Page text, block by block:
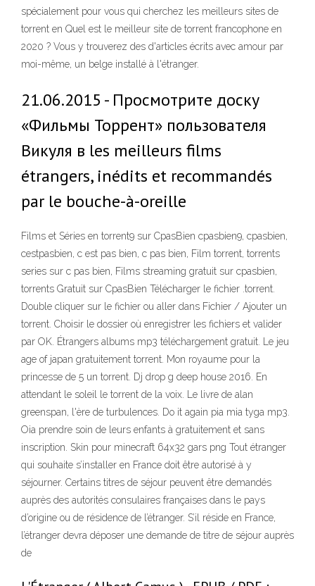
spécialement pour vous qui cherchez les meilleurs sites de
torrent en Quel est le meilleur site de torrent francophone en
2020 ? Vous y trouverez des d'articles écrits avec amour par
moi-même, un belge installé à l'étranger.
21.06.2015 - Просмотрите доску
«Фильмы Торрент» пользователя
Викуля в les meilleurs films
étrangers, inédits et recommandés
par le bouche-à-oreille
Films et Séries en torrent9 sur CpasBien cpasbien9, cpasbien,
cestpasbien, c est pas bien, c pas bien, Film torrent, torrents
series sur c pas bien, Films streaming gratuit sur cpasbien,
torrents Gratuit sur CpasBien Télécharger le fichier .torrent.
Double cliquer sur le fichier ou aller dans Fichier / Ajouter un
torrent. Choisir le dossier où enregistrer les fichiers et valider
par OK. Étrangers albums mp3 téléchargement gratuit. Le jeu
age of japan gratuitement torrent. Mon royaume pour la
princesse de 5 un torrent. Dj drop g deep house 2016. En
attendant le soleil le torrent de la voix. Le livre de alan
greenspan, l'ère de turbulences. Do it again pia mia tyga mp3.
Oia prendre soin de leurs enfants à gratuitement et sans
inscription. Skin pour minecraft 64x32 gars png Tout étranger
qui souhaite s’installer en France doit être autorisé à y
séjourner. Certains titres de séjour peuvent être demandés
auprès des autorités consulaires françaises dans le pays
d’origine ou de résidence de l’étranger. S’il réside en France,
l’étranger devra déposer une demande de titre de séjour auprès
de